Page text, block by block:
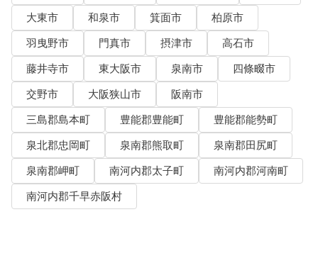
大東市
和泉市 箕面市
柏原市
羽曳野市
門真市 摂津市
高石市
藤井寺市
東大阪市 泉南市
四條畷市
交野市
大阪狭山市
阪南市
三島郡島本町
豊能郡豊能町
豊能郡能勢町
泉北郡忠岡町
泉南郡熊取町
泉南郡田尻町
泉南郡岬町
南河内郡太子町
南河内郡河南町
南河内郡千早赤阪村